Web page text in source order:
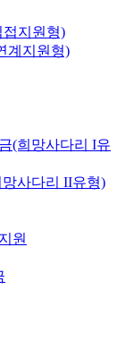
지원형)
계지원형)
(희망사다리 I유
사다리 II유형)
원